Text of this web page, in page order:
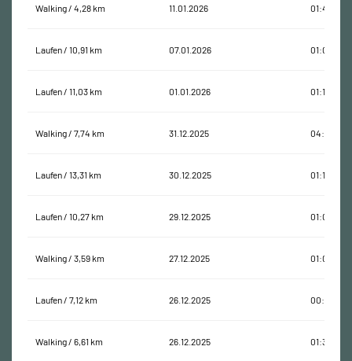
Walking / 4,28 km 11.01.2026 01:47:04
Laufen / 10,91 km 07.01.2026 01:01:16
Laufen / 11,03 km 01.01.2026 01:16:38
Walking / 7,74 km 31.12.2025 04:02:40
Laufen / 13,31 km 30.12.2025 01:14:06
Laufen / 10,27 km 29.12.2025 01:04:04
Walking / 3,59 km 27.12.2025 01:05:03
Laufen / 7,12 km 26.12.2025 00:58:55
Walking / 6,61 km 26.12.2025 01:38:29